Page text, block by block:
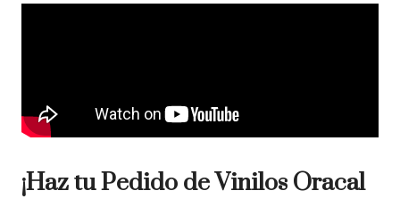
¡Haz tu Pedido de Vinilos Oracal